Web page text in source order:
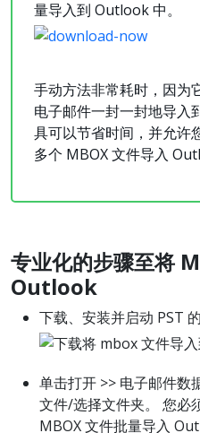
量导入到 Outlook 中。
手动方法非常耗时，因为
电子邮件一封一封地导入
具可以节省时间，并允许
多个 MBOX 文件导入
专业化的步骤至将
Outlook
下载、安装并启动 PST
单击打开 >> 电子邮件数
文件/选择文件夹。 您必
MBOX 文件批量导入